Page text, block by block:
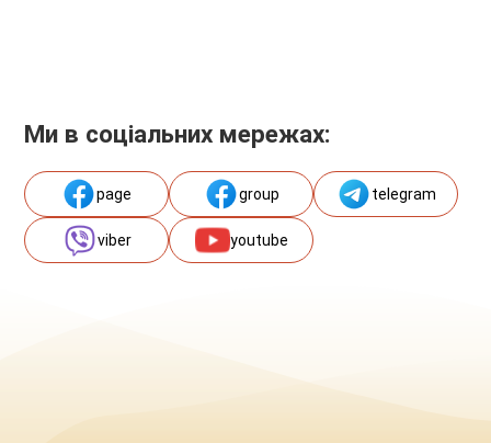
Ми в соціальних мережах:
page group telegram
viber youtube